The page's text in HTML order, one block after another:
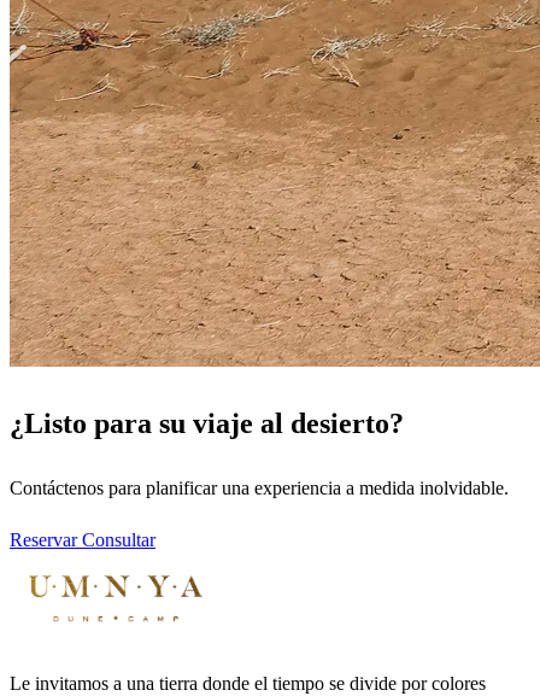
¿Listo para su viaje al desierto?
Contáctenos para planificar una experiencia a medida inolvidable.
ReservarConsultar
Le invitamos a una tierra donde el tiempo se divide por colores